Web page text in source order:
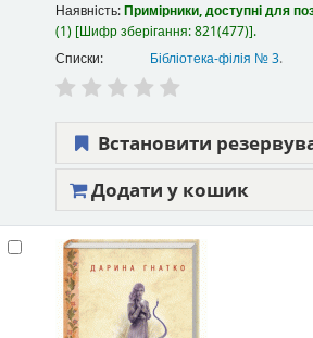
Наявність:Примірники, доступні для
(1) Шифр зберігання:821(477) .
Списки:
Бібліотека-філія № 3.
Встановити
Додати у кошик